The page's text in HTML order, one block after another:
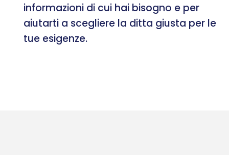
informazioni di cui hai bisogno e per
aiutarti a scegliere la ditta giusta per le
tue esigenze.